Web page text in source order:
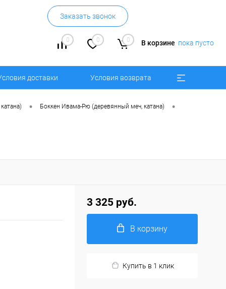
Заказать звонок
0 0 0 В корзине пока пусто
доставки Условия возврата
• Боккен Ивама-Рю (деревянный меч, катана) •
3 325 руб.
В корзину
Купить в 1 клик